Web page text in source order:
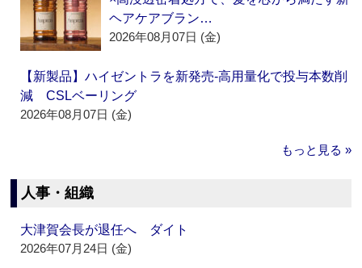
ヘアケアブラン…
2026年08月07日 (金)
【新製品】ハイゼントラを新発売‐高用量化で投与本数削
減 CSLベーリング
2026年08月07日 (金)
もっと見る »
人事・組織
大津賀会長が退任へ ダイト
2026年07月24日 (金)